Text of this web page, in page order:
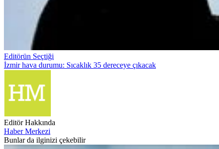
Editörün Seçtiği
İzmir hava durumu: Sıcaklık 35 dereceye çıkacak
Editör Hakkında
Haber Merkezi
Bunlar da ilginizi çekebilir